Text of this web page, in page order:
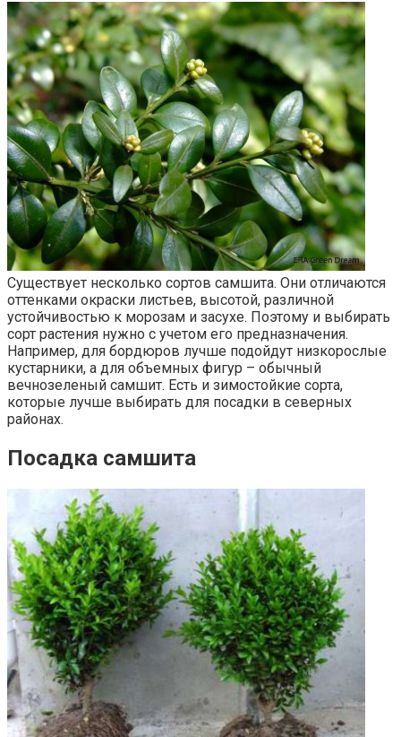
Существует несколько сортов самшита. Они отличаются
оттенками окраски листьев, высотой, различной
устойчивостью к морозам и засухе. Поэтому и выбирать
сорт растения нужно с учетом его предназначения.
Например, для бордюров лучше подойдут низкорослые
кустарники, а для объемных фигур – обычный
вечнозеленый самшит. Есть и зимостойкие сорта,
которые лучше выбирать для посадки в северных
районах.
Посадка самшита